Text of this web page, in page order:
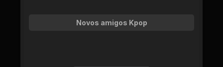
Novos amigos Kpop